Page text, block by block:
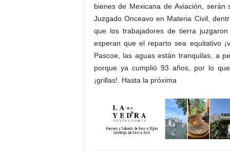
bienes de Mexicana de Aviación,
Juzgado Onceavo en Materia Civil,
que los trabajadores de tierra
esperan que el reparto sea equitativo
Pascoe, las aguas están tranquilas, a
porque ya cumplió 93 años, por lo
¡grillas!. Hasta la próxima